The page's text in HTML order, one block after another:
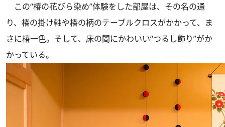
この“椿の花びら染め”体験をした部屋は、その名の通
り、椿の掛け軸や椿の柄のテーブルクロスがかかって、ま
さに椿一色。そして、床の間にかわいい“つるし飾り”がか
かっている。